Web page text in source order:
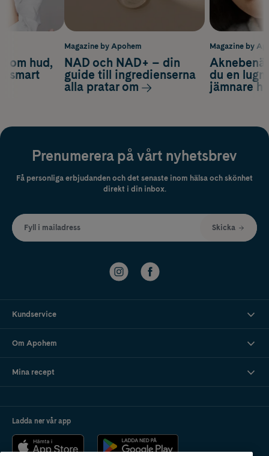
Magazine by
du en
jämnare
om hud,
smart
Magazine by Apohem
NAD och NAD+ – din
guide till ingredienserna
alla pratar om
Prenumerera på vårt nyhetsbrev
Få personliga erbjudanden och det senaste inom hälsa och skönhet
direkt i din inbox.
Fyll i mailadress Skicka
Kundservice
Om Apohem
Mina recept
Ladda ner vår app